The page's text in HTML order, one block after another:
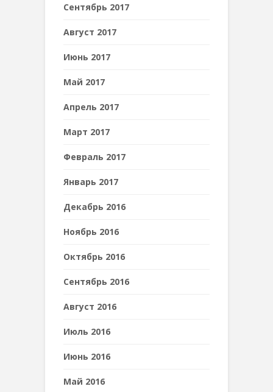
Сентябрь 2017
Август 2017
Июнь 2017
Май 2017
Апрель 2017
Март 2017
Февраль 2017
Январь 2017
Декабрь 2016
Ноябрь 2016
Октябрь 2016
Сентябрь 2016
Август 2016
Июль 2016
Июнь 2016
Май 2016